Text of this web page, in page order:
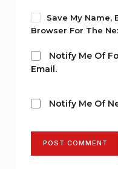
Save My Name,
Browser For The
Notify Me Of
Email.
Notify Me Of
POST COMMENT